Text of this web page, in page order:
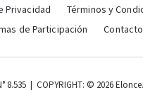
Privacidad
Términos y
de Participación
Contacto
8.535 | COPYRIGHT: © 2026